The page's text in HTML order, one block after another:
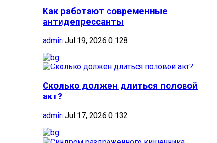
Как работают современные
антидепрессанты
admin Jul 19, 2026 0 128
Сколько должен длиться половой
акт?
admin Jul 17, 2026 0 132